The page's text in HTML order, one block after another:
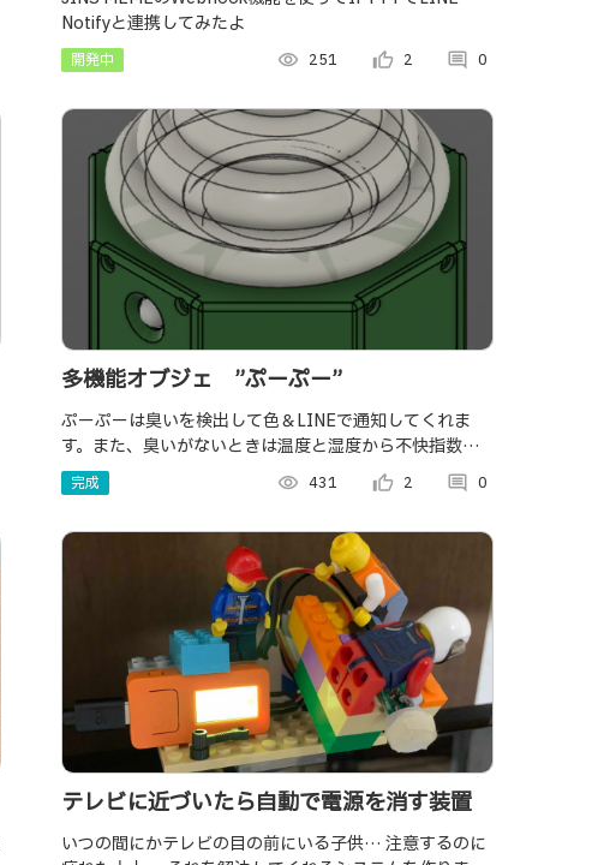
Notifyと連携してみたよ
開発中 visibility 251 thumb_up_alt 2 comment 0
多機能オブジェ ”ぷーぷー”
ぷーぷーは臭いを検出して色＆LINEで通知してくれま
す。また、臭いがないときは温度と湿度から不快指数を
色で教えてくれます。別モードとして、人検出＆通知や
センサ値のグラフ化をする機能があります。
完成 visibility 431 thumb_up_alt 2 comment 0
テレビに近づいたら自動で電源を消す装置
いつの間にかテレビの目の前にいる子供… 注意するのに